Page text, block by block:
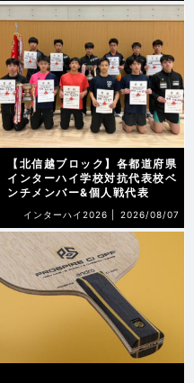
【北信越ブロック】各都道府県
インターハイ学校対抗代表校ベ
ンチメンバー&個人戦代表
インターハイ2026 | 2026/08/07